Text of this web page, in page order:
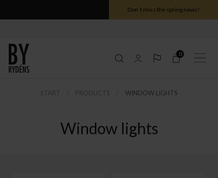
Don´t miss the spring news!
0
START PRODUCTS WINDOW LIGHTS
Window lights